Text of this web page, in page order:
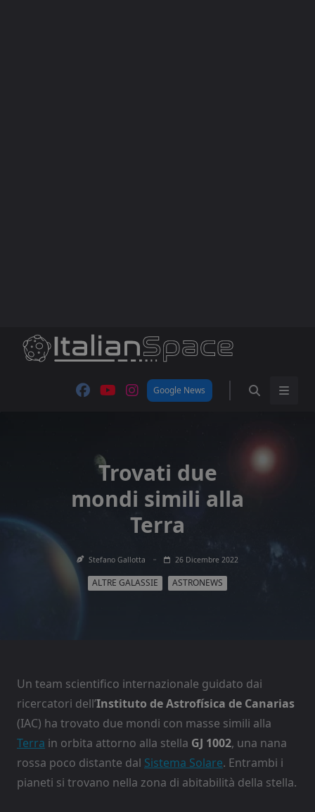
Google News
Trovati due
mondi simili alla
Terra
Stefano Gallotta 26 Dicembre 2022
ALTRE GALASSIE ASTRONEWS
Un team scientifico internazionale guidato dai
ricercatori dell’Instituto de Astrofísica de Canarias
(IAC) ha trovato due mondi con masse simili alla
Terra in orbita attorno alla stella GJ 1002, una nana
rossa poco distante dal Sistema Solare. Entrambi i
pianeti si trovano nella zona di abitabilità della stella.